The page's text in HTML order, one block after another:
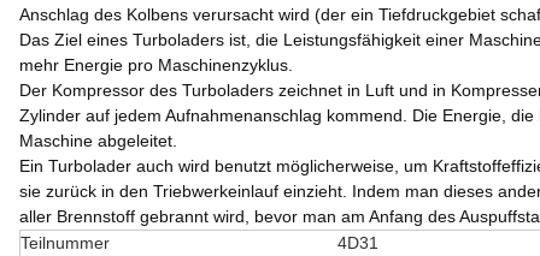
Anschlag des Kolbens verursacht wird (der ein Tiefdruckgebiet
Das Ziel eines Turboladers ist, die Leistungsfähigkeit einer
mehr Energie pro Maschinenzyklus.
Der Kompressor des Turboladers zeichnet in Luft und in
Zylinder auf jedem Aufnahmenanschlag kommend. Die Energie,
Maschine abgeleitet.
Ein Turbolader auch wird benutzt möglicherweise, um
sie zurück in den Triebwerkeinlauf einzieht. Indem man dieses
aller Brennstoff gebrannt wird, bevor man am Anfang des
Teilnummer
4D31